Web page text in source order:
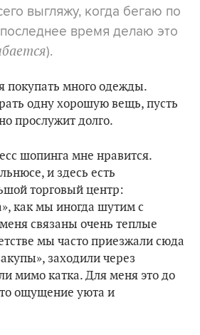
выгляжу, когда бегаю по
время делаю это
).
покупать много одежды.
одну хорошую вещь, пусть
прослужит долго.
шопинга мне нравится.
и здесь есть
торговый центр:
как мы иногда шутим с
связаны очень теплые
мы часто приезжали сюда
заходили через
мимо катка. Для меня это до
ощущение уюта и